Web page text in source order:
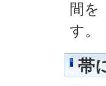
間を
す。
帯